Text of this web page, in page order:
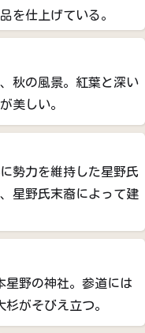
を仕上げている。
秋の風景。紅葉と深い
美しい。
勢力を維持した星野氏
星野氏末裔によって建
星野の神社。参道には
杉がそびえ立つ。